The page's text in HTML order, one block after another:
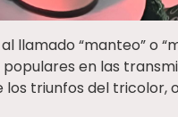
llamado “manteo” o
en las
los triunfos del tricolor,